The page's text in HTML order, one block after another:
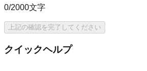
0/2000文字
上記の確認を完了してください
クイックヘルプ